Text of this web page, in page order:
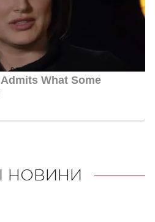
НОВИНИ